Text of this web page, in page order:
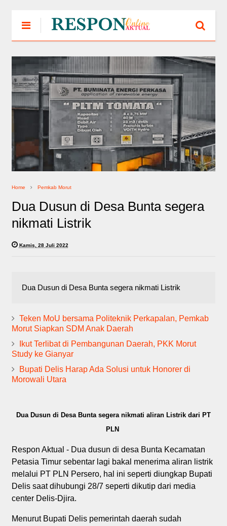
Home Pemkab Morut
Dua Dusun di Desa Bunta segera
nikmati Listrik
Kamis, 28 Juli 2022
Dua Dusun di Desa Bunta segera nikmati Listrik
Teken MoU bersama Politeknik Perkapalan, Pemkab
Morut Siapkan SDM Anak Daerah
Ikut Terlibat di Pembangunan Daerah, PKK Morut
Study ke Gianyar
Bupati Delis Harap Ada Solusi untuk Honorer di
Morowali Utara
Dua Dusun di Desa Bunta segera nikmati aliran Listrik dari PT
PLN
Respon Aktual - Dua dusun di desa Bunta Kecamatan
Petasia Timur sebentar lagi bakal menerima aliran listrik
melalui PT PLN Persero, hal ini seperti diungkap Bupati
Delis saat dihubungi 28/7 seperti dikutip dari media
center Delis-Djira.
Menurut Bupati Delis pemerintah daerah sudah